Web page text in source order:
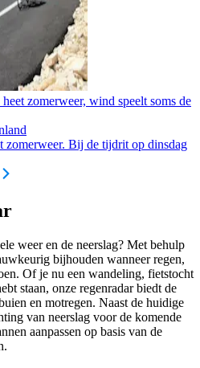
zomerweer, wind speelt soms de
zomerweer. Bij de tijdrit op dinsdag
weer en de neerslag? Met behulp
bijhouden wanneer regen,
Of je nu een wandeling, fietstocht
staan, onze regenradar biedt de
en motregen. Naast de huidige
van neerslag voor de komende
aanpassen op basis van de